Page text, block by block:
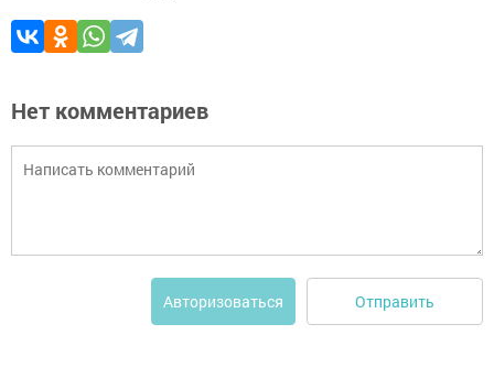
Нет комментариев
Авторизоваться Отправить